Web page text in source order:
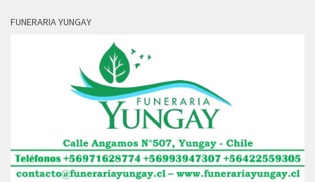
FUNERARIA YUNGAY